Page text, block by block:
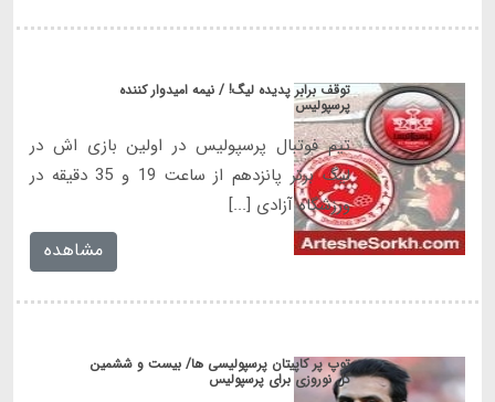
توقف برابر پدیده لیگ! / نیمه امیدوار کننده
پرسپولیس
تیم فوتبال پرسپولیس در اولین بازی اش در
لیگ برتر پانزدهم از ساعت 19 و 35 دقیقه در
ورزشگاه آزادی [...]
مشاهده
توپ پر کاپیتان پرسپولیسی ها/ بیست و ششمین
گل نوروزی برای پرسپولیس